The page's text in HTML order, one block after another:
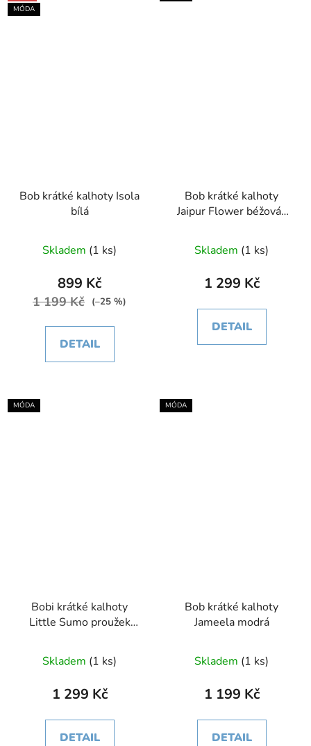
MÓDA
Bob krátké kalhoty Isola
bílá
Skladem (1 ks)
899 Kč
1 199 Kč (–25 %)
DETAIL
Bob krátké kalhoty
Jaipur Flower béžová-
Skladem (1 ks)
1 299 Kč
DETAIL
MÓDA
Bobi krátké kalhoty
Little Sumo proužek
Skladem (1 ks)
1 299 Kč
DETAIL
MÓDA
Bob krátké kalhoty
Jameela modrá
Skladem (1 ks)
1 199 Kč
DETAIL